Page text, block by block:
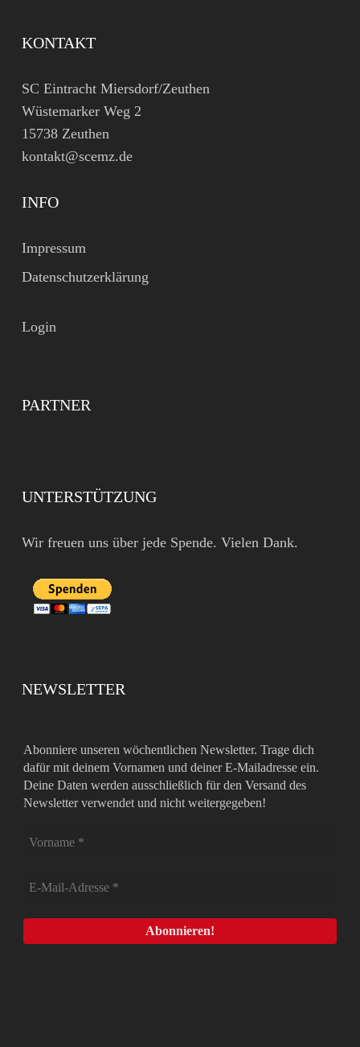
KONTAKT
SC Eintracht Miersdorf/Zeuthen
Wüstemarker Weg 2
15738 Zeuthen
kontakt@scemz.de
INFO
Impressum
Datenschutzerklärung
Login
PARTNER
UNTERSTÜTZUNG
Wir freuen uns über jede Spende. Vielen Dank.
NEWSLETTER
Abonniere unseren wöchentlichen Newsletter. Trage dich
dafür mit deinem Vornamen und deiner E-Mailadresse ein.
Deine Daten werden ausschließlich für den Versand des
Newsletter verwendet und nicht weitergegeben!